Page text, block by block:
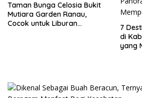
Taman Bunga Celosia Bukit
Mutiara Garden Ranau,
Cocok untuk Liburan
7
di
yang